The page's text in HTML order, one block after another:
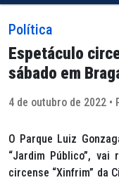
Política
Espetáculo
sábado em
4 de outubro de 2022 •
O Parque Luiz
“Jardim Público”, vai
circense “Xinfrim” da